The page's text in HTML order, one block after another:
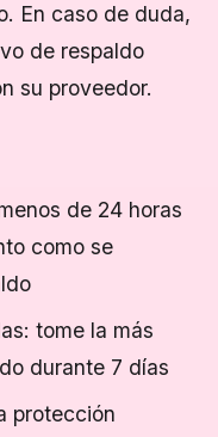
En caso de duda,
de respaldo
su proveedor.
de 24 horas
como se
tome la más
durante 7 días
protección